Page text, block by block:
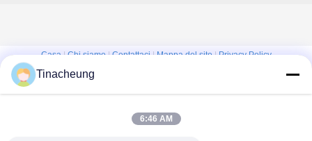
Casa|Chi siamo|Contattaci|Mappa del sito|Privacy Policy
Copyright © 2016 - 2026 Shanghai Kinsom Precision Hardware Co.,ltd.
Tinacheung
6:46 AM